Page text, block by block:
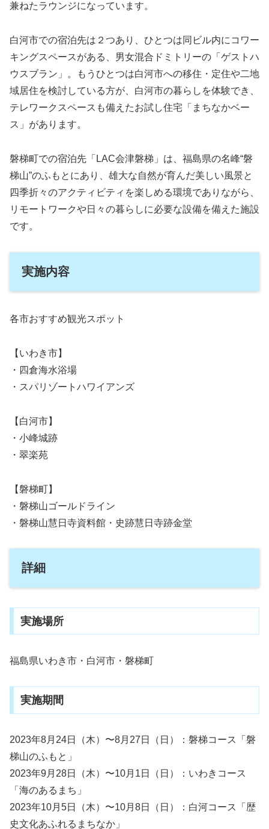
兼ねたラウンジになっています。
白河市での宿泊先は２つあり、ひとつは同ビル内にコワー
キングスペースがある、男女混合ドミトリーの「ゲストハ
ウスブラン」。もうひとつは白河市への移住・定住や二地
域居住を検討している方が、白河市の暮らしを体験でき、
テレワークスペースも備えたお試し住宅「まちなかベー
ス」があります。
磐梯町での宿泊先「LAC会津磐梯」は、福島県の名峰“磐
梯山”のふもとにあり、雄大な自然が育んだ美しい風景と
四季折々のアクティビティを楽しめる環境でありながら、
リモートワークや日々の暮らしに必要な設備を備えた施設
です。
実施内容
各市おすすめ観光スポット
【いわき市】
・四倉海水浴場
・スパリゾートハワイアンズ
【白河市】
・小峰城跡
・翠楽苑
【磐梯町】
・磐梯山ゴールドライン
・磐梯山慧日寺資料館・史跡慧日寺跡金堂
詳細
実施場所
福島県いわき市・白河市・磐梯町
実施期間
2023年8月24日（木）〜8月27日（日）：磐梯コース「磐
梯山のふもと」
2023年9月28日（木）〜10月1日（日）：いわきコース
「海のあるまち」
2023年10月5日（木）〜10月8日（日）：白河コース「歴
史文化あふれるまちなか」